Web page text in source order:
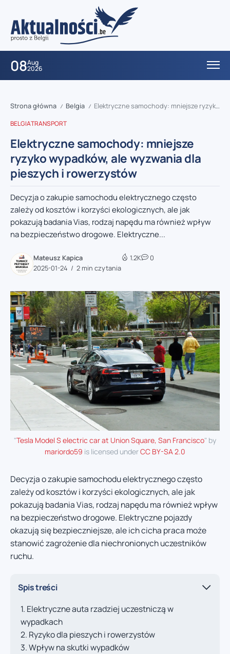
08Aug
2026
Strona główna / Belgia / Elektryczne samochody: mniejsze ryzyko wypadków, ale wyzwania dla pieszych i rowerzystów
BELGIATRANSPORT
Elektryczne samochody: mniejsze
ryzyko wypadków, ale wyzwania dla
pieszych i rowerzystów
Decyzja o zakupie samochodu elektrycznego często
zależy od kosztów i korzyści ekologicznych, ale jak
pokazują badania Vias, rodzaj napędu ma również wpływ
na bezpieczeństwo drogowe. Elektryczne...
Mateusz Kapica
2025-01-24
2 min czytania
1.2K 0
"Tesla Model S electric car at Union Square, San Francisco" by
mariordo59 is licensed underCC BY-SA 2.0
Decyzja o zakupie samochodu elektrycznego często
zależy od kosztów i korzyści ekologicznych, ale jak
pokazują badania Vias, rodzaj napędu ma również wpływ
na bezpieczeństwo drogowe. Elektryczne pojazdy
okazują się bezpieczniejsze, ale ich cicha praca może
stanowić zagrożenie dla niechronionych uczestników
ruchu.
Spis treści
Elektryczne auta rzadziej uczestniczą w
wypadkach
Ryzyko dla pieszych i rowerzystów
Wpływ na skutki wypadków